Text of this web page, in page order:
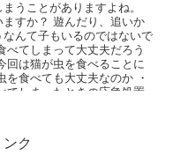
うことがありますよね。
すか？ 遊んだり、追いか
んて子もいるのではないで
べてしまって大丈夫だろう
回は猫が虫を食べることに
食べても大丈夫なのか ・
てしまったときの応急処置
ク